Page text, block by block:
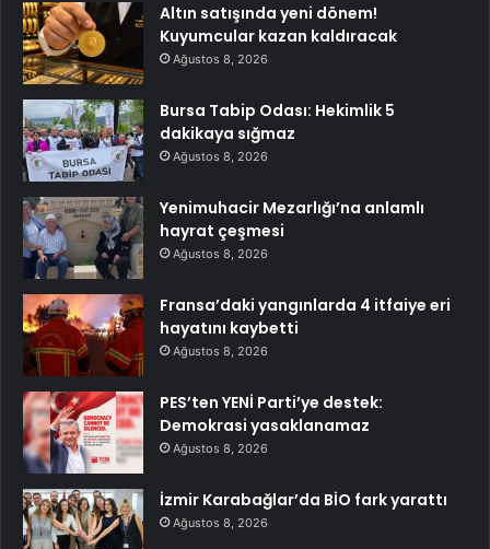
Altın satışında yeni dönem!
Kuyumcular kazan kaldıracak
Ağustos 8, 2026
Bursa Tabip Odası: Hekimlik 5
dakikaya sığmaz
Ağustos 8, 2026
Yenimuhacir Mezarlığı’na anlamlı
hayrat çeşmesi
Ağustos 8, 2026
Fransa’daki yangınlarda 4 itfaiye eri
hayatını kaybetti
Ağustos 8, 2026
PES’ten YENİ Parti’ye destek:
Demokrasi yasaklanamaz
Ağustos 8, 2026
İzmir Karabağlar’da BİO fark yarattı
Ağustos 8, 2026